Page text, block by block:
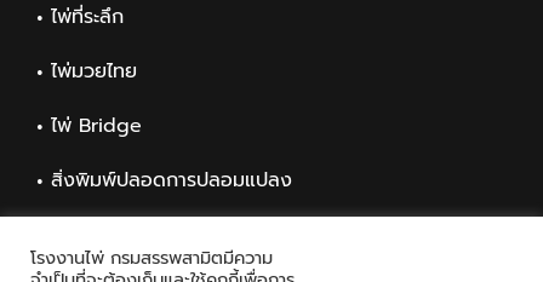
ไพ่ที่ระลึก
ไพ่มวยไทย
ไพ่ Bridge
สิ่งพิมพ์ปลอดการปลอมแปลง
โรงงานไพ่ กรมสรรพสามิตมีความ